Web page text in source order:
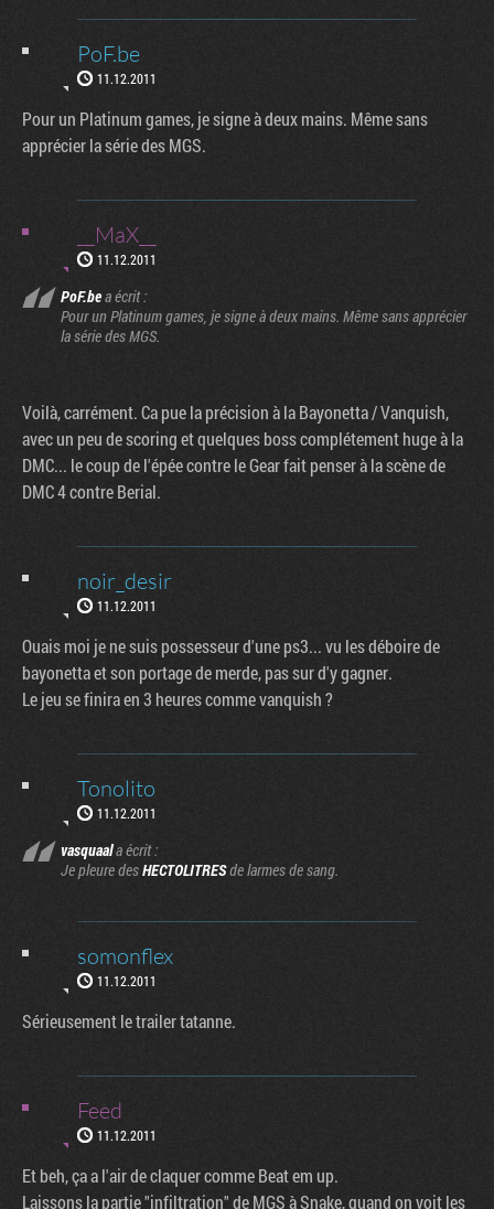
PoF.be
11.12.2011
Pour un Platinum games, je signe à deux mains. Même sans
apprécier la série des MGS.
__MaX__
11.12.2011
PoF.bea écrit :
Pour un Platinum games, je signe à deux mains. Même sans apprécier
la série des MGS.
Voilà, carrément. Ca pue la précision à la Bayonetta / Vanquish,
avec un peu de scoring et quelques boss complétement huge à la
DMC... le coup de l'épée contre le Gear fait penser à la scène de
DMC 4 contre Berial.
noir_desir
11.12.2011
Ouais moi je ne suis possesseur d'une ps3... vu les déboire de
bayonetta et son portage de merde, pas sur d'y gagner.
Le jeu se finira en 3 heures comme vanquish ?
Tonolito
11.12.2011
vasquaala écrit :
Je pleure desHECTOLITRESde larmes de sang.
somonflex
11.12.2011
Sérieusement le trailer tatanne.
Feed
11.12.2011
Et beh, ça a l'air de claquer comme Beat em up.
Laissons la partie "infiltration" de MGS à Snake, quand on voit les